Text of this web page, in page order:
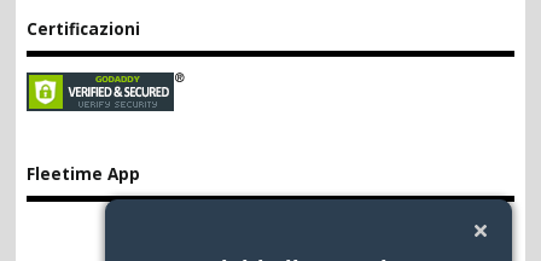
Certificazioni
Fleetime App